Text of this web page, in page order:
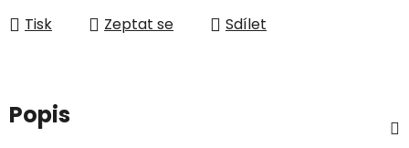
Tisk Zeptat se Sdílet
Popis